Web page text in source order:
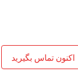
اکنون تماس بگیرید